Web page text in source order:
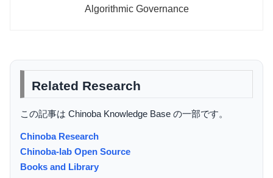
Algorithmic Governance
Related Research
この記事は Chinoba Knowledge Base の一部です。
Chinoba Research
Chinoba-lab Open Source
Books and Library